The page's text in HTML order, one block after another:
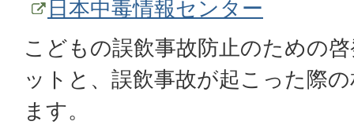
日本中毒情報センター
こどもの誤飲事故防止のための
ットと、誤飲事故が起こった際
ます。